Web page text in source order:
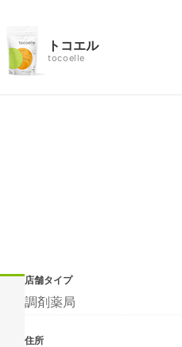
トコエル
tocoelle
店舗タイプ
調剤薬局
住所